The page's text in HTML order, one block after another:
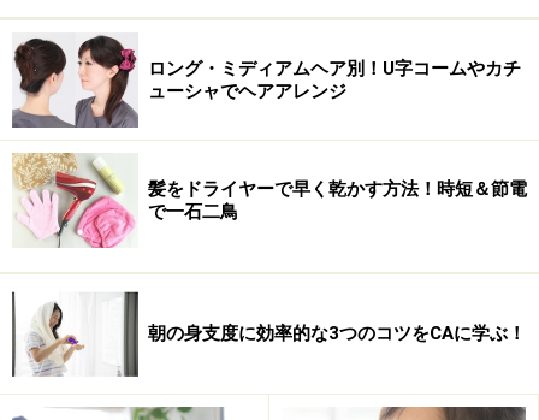
強い味方になってくれるのは、顔用のふきとりシートで
ロング・ミディアムヘア別！U字コームやカチ
ューシャでヘアアレンジ
髪をドライヤーで早く乾かす方法！時短＆節電
で一石二鳥
朝の身支度に効率的な3つのコツをCAに学ぶ！